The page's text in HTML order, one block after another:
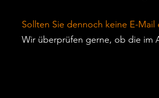
Sollten Sie dennoch keine E-
Wir überprüfen gerne, ob die im